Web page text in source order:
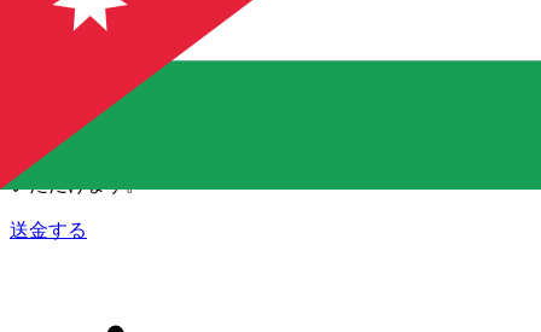
オンラインの送金が迅速、安全、簡単に行えます。ライブの
追跡と通知に加え、柔軟な配信と支払いオプションをご利用
いただけます。
送金する